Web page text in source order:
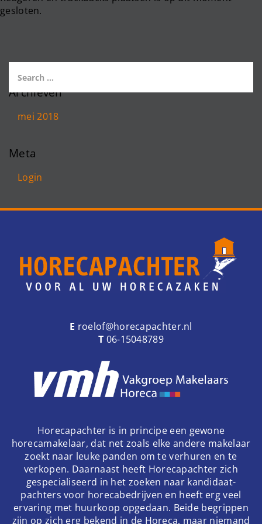
gesloten.
Archieven
mei 2018
Meta
Login
E roelof@horecapachter.nl
T 06-15048789
Horecapachter is in principe een gewone
horecamakelaar, dat net zoals elke andere makelaar
zoekt naar leuke panden om te verhuren en te
verkopen. Daarnaast heeft Horecapachter zich
gespecialiseerd in het zoeken naar kandidaat-
pachters voor horecabedrijven en heeft erg veel
ervaring met huurkoop opgedaan. Beide begrippen
zijn op zich erg bekend in de Horeca, maar niemand